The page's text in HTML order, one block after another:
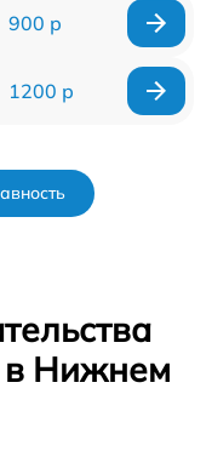
900 р
1200 р
в Нижнем